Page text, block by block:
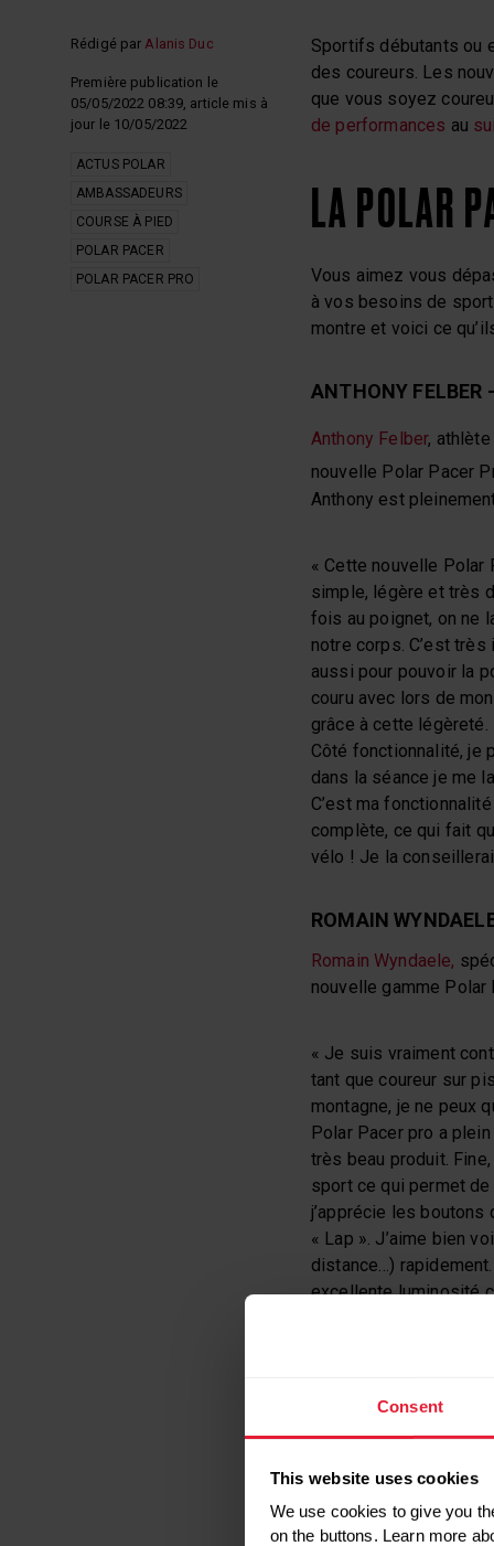
Consent
This website uses cookies
We use cookies to give you
on the buttons. Learn more
Rédigé par Alanis Duc
Première publication le
05/05/2022 08:39, article mis à
jour le 10/05/2022
ACTUS POLAR
AMBASSADEURS
COURSE À PIED
POLAR PACER
POLAR PACER PRO
Sportifs débutants ou
des coureurs. Les
que vous soyez
de performances au
LA POLAR
Vous aimez vous
à vos besoins de
montre et voici ce
ANTHONY FELBER
Anthony Felber, athlète
nouvelle Polar Pacer
Anthony est
« Cette nouvelle Polar
simple, légère et très
fois au poignet, on ne
notre corps. C’est
aussi pour pouvoir la
couru avec lors de
grâce à cette
Côté fonctionnalité, je
dans la séance je me
C’est ma
complète, ce qui fait
vélo ! Je la
ROMAIN
Romain Wyndaele,
nouvelle gamme
« Je suis vraiment
tant que coureur sur
montagne, je ne peux
Polar Pacer pro a plein
très beau produit.
sport ce qui permet de
j’apprécie les
« Lap ». J’aime bien
distance…)
excellente luminosité
débutent, c’est un
MAËVA DANOIS –